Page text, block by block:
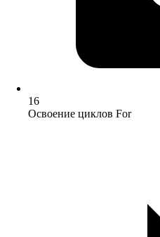
16
Освоение циклов For